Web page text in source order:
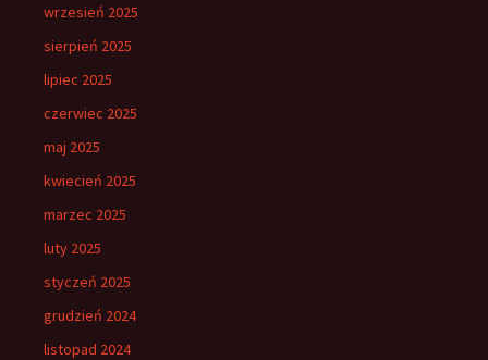
wrzesień 2025
sierpień 2025
lipiec 2025
czerwiec 2025
maj 2025
kwiecień 2025
marzec 2025
luty 2025
styczeń 2025
grudzień 2024
listopad 2024